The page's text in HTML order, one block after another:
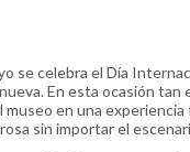
se celebra el Día
En esta ocasión tan
museo en una
sin importar el